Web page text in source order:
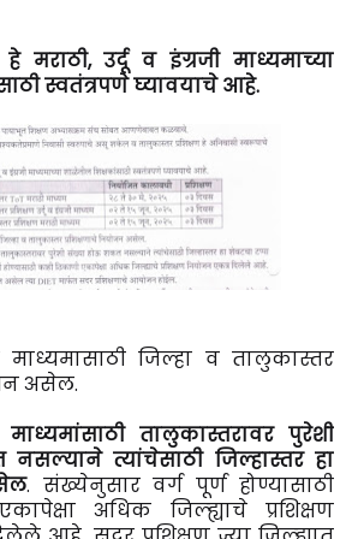
हे मराठी, उर्दू व इंग्रजी माध्यमाच्या
स्वतंत्रपणे घ्यावयाचे आहे.
जिल्हा व तालुकास्तर
असेल.
माध्यमांसाठी तालुकास्तरावर पुरेशी
त्यांचेसाठी जिल्हास्तर हा
. संख्येनुसार वर्ग पूर्ण होण्यासाठी
अधिक जिल्ह्याचे प्रशिक्षण